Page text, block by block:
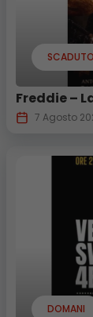
SCADUTO
Freddie –
7 Agosto
DOMANI